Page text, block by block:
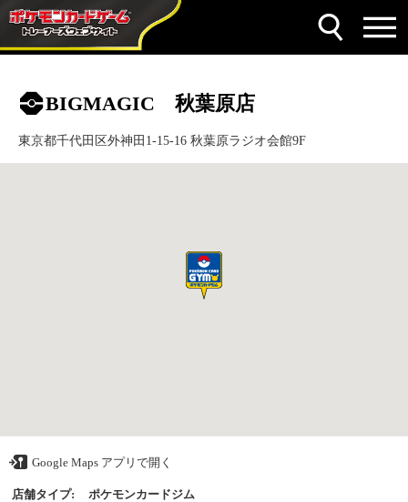
BIGMAGIC 秋葉原店
東京都千代田区外神田1-15-16 秋葉原ラジオ会館9F
Google Maps アプリで開く
店舗タイプ: ポケモンカードジム